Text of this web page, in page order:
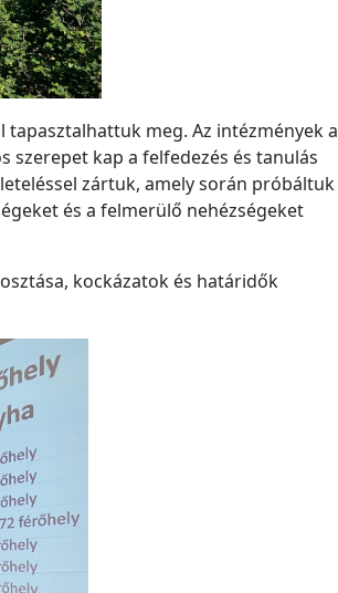
meg. Az intézmények a
kap a felfedezés és tanulás
zártuk, amely során próbáltuk
és a felmerülő nehézségeket
kockázatok és határidők